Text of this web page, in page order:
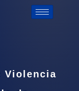
Violencia